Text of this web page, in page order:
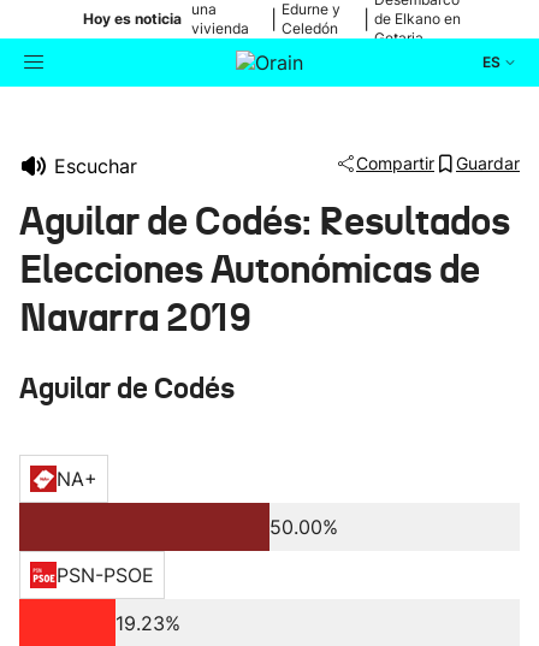
Hoy es noticia
una
vivienda
de Bilbao
Edurne y
Celedón
de Elkano en
Getaria
ES
Ikusmiran
Escuchar Compartir Guardar
Aguilar de Codés: Resultados
Elecciones Autonómicas de
Navarra 2019
Aguilar de Codés
NA+
50.00%
PSN-PSOE
19.23%